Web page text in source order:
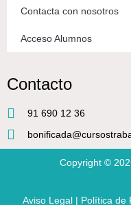
Contacta con nosotros
Acceso Alumnos
Contacto
91 690 12 36
Copyright ©
Aviso Legal| Política de